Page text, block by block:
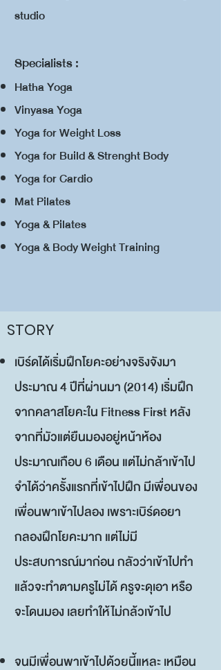
studio
​Specialists :
Hatha Yoga
Vinyasa Yoga
Yoga for Weight Loss
Yoga for Build & Strenght Body
Yoga for Cardio
Mat Pilates
Yoga & Pilates
Yoga & Body Weight Training
STORY
เบิร์ดได้เริ่มฝึกโยคะอย่างจริงจังมา
ประมาณ 4 ปีที่ผ่านมา (2014) เริ่มฝึก
จากคลาสโยคะใน Fitness First หลัง
จากที่มัวแต่ยืนมองอยู่หน้าห้อง
ประมาณเกือบ 6 เดือน แต่ไม่กล้าเข้าไป
จำได้ว่าครั้งแรกที่เข้าไปฝึก มีเพื่อนของ
เพื่อนพาเข้าไปลอง เพราะเบิร์ดอยา
กลองฝึกโยคะมาก แต่ไม่มี
ประสบการณ์มาก่อน กลัวว่าเข้าไปทำ
แล้วจะทำตามครูไม่ได้ ครูจะดุเอา หรือ
จะโดนมอง เลยทำให้ไม่กล้วเข้าไป
จนมีเพื่อนพาเข้าไปด้วยนี้แหละ เหมือน